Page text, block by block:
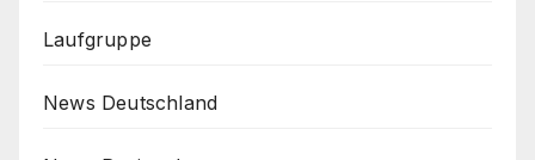
Laufgruppe
News Deutschland